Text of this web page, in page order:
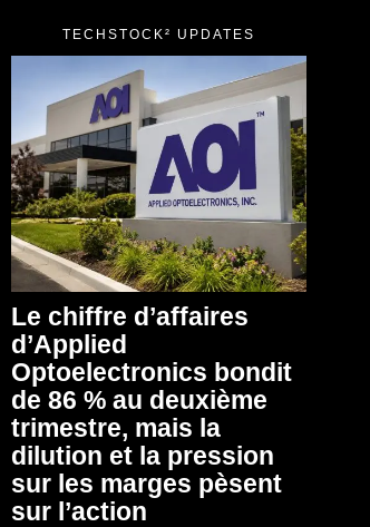
TECHSTOCK² UPDATES
Le chiffre d’affaires
d’Applied
Optoelectronics bondit
de 86 % au deuxième
trimestre, mais la
dilution et la pression
sur les marges pèsent
sur l’action